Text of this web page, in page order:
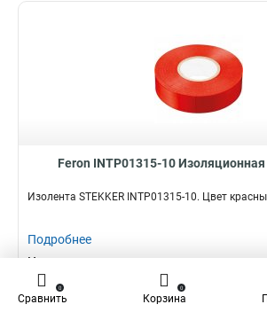
Feron INTP01315-10
Изолента STEKKER INTP01315-10. Цвет
Подробнее
Наличие:
45,00 ₽
Сравнить
0
Корзина
0